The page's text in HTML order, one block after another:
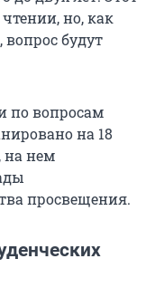
но, как
будут
по вопросам
на 18
на нем
просвещения.